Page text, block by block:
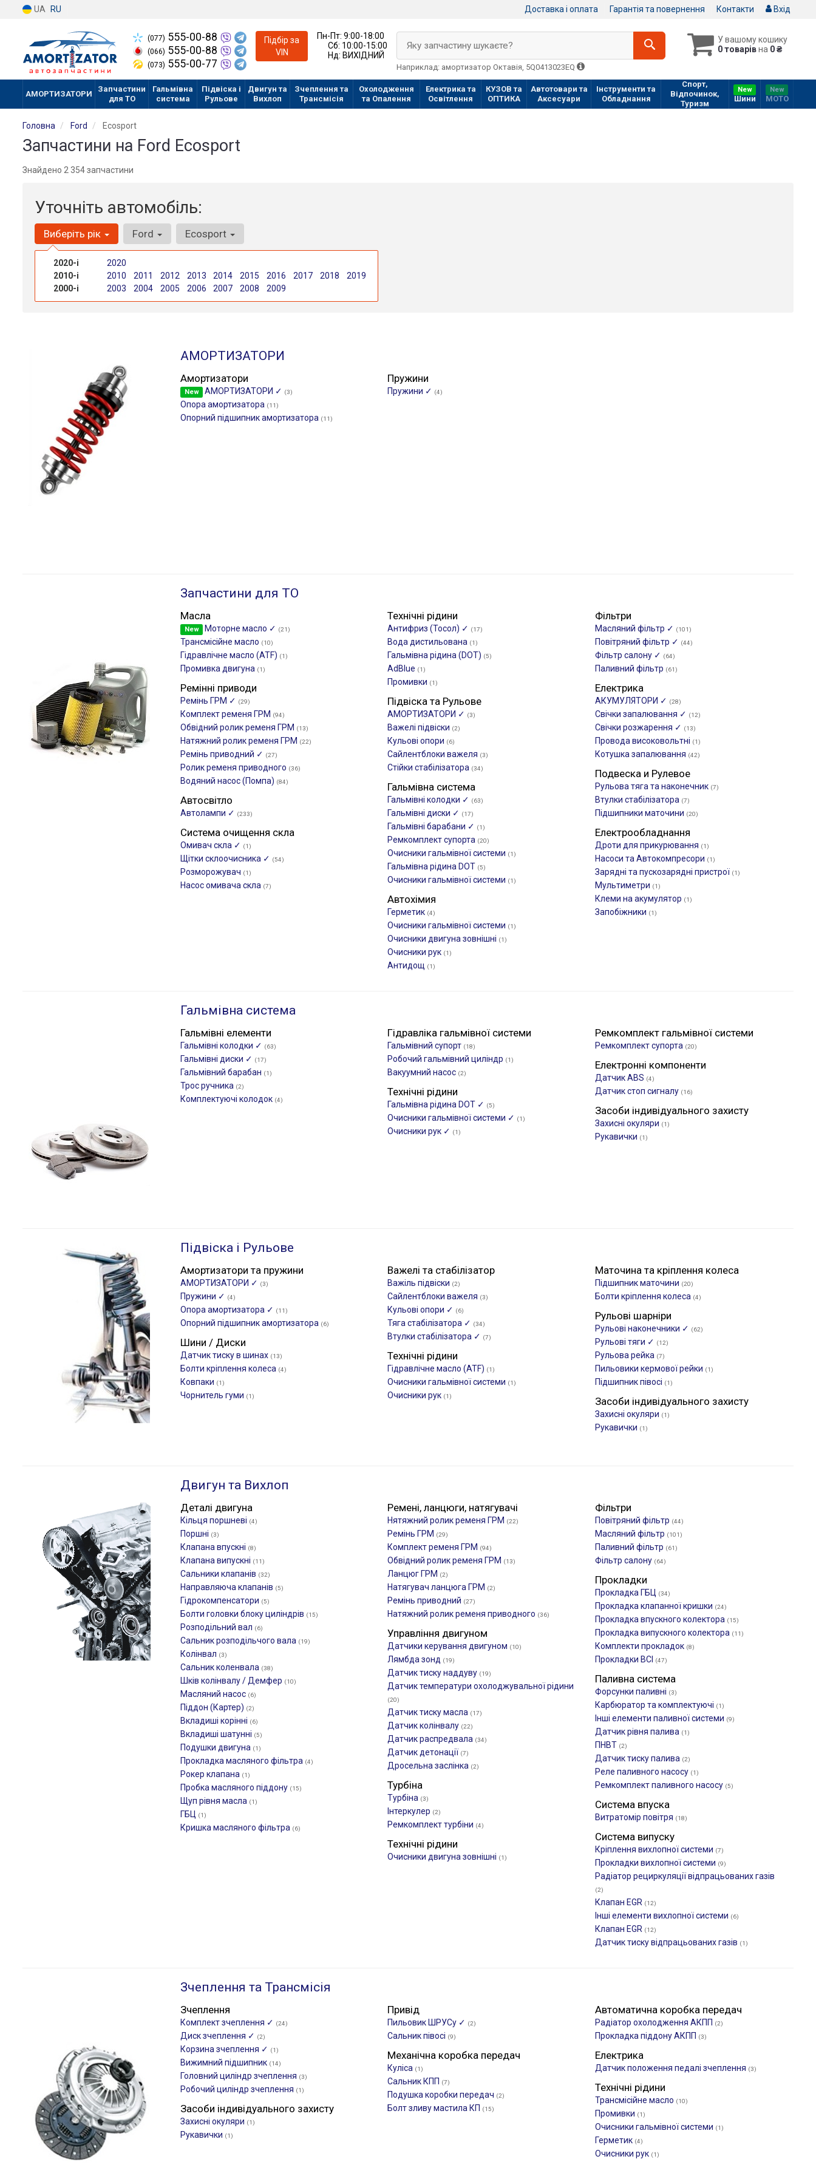
UA RU Доставка і оплата Гарантія та повернення Контакти Вхід
(077) 555-00-88
(066) 555-00-88
(073) 555-00-77
Підбір за
VIN
Пн-Пт:9:00-18:00
Сб: 10:00-15:00
Нд: ВИХІДНИЙ
У вашому кошику
0 товарівна 0 ₴
Яку запчастину шукаєте?
Наприклад: амортизатор Октавія, 5Q0413023EQ
АМОРТИЗАТОРИ
Запчастини
для ТО
Гальмівна
система
Підвіска і
Рульове
Двигун та
Вихлоп
Зчеплення та
Трансмісія
Охолодження
та Опалення
Електрика та
Освітлення
КУЗОВ та
ОПТИКА
Автотовари та
Аксесуари
Інструменти та
Обладнання
Спорт,
Відпочинок,
Туризм
New
Шини
New
МOTO
Головна Ford Ecosport
Запчастини на Ford Ecosport
Знайдено 2 354 запчастини
Уточніть автомобіль:
Виберіть рік
2020-і
2020
2010-і
2010 2011 2012 2013 2014 2015 2016 2017 2018
2019
2000-і
2003 2004 2005 2006 2007 2008 2009
Ford Ecosport
АМОРТИЗАТОРИ
Амортизатори
New АМОРТИЗАТОРИ ✓ (3)
Опора амортизатора (11)
Опорний підшипник амортизатора (11)
Пружини
Пружини ✓ (4)
Запчастини для ТО
Масла
New Моторне масло ✓ (21)
Трансмісійне масло (10)
Гідравлічне масло (ATF) (1)
Промивка двигуна (1)
Технічні рідини
Антифриз (Тосол) ✓ (17)
Вода дистильована (1)
Гальмівна рідина (DOT) (5)
AdBlue (1)
Промивки (1)
Фільтри
Масляний фільтр ✓ (101)
Повітряний фільтр ✓ (44)
Фільтр салону ✓ (64)
Паливний фільтр (61)
Ремінні приводи
Ремінь ГРМ ✓ (29)
Комплект ременя ГРМ (94)
Обвідний ролик ременя ГРМ (13)
Натяжний ролик ременя ГРМ (22)
Ремінь приводний ✓ (27)
Ролик ременя приводного (36)
Водяний насос (Помпа) (84)
Електрика
АКУМУЛЯТОРИ ✓ (28)
Свічки запалювання ✓ (12)
Свічки розжарення ✓ (13)
Провода високовольтні (1)
Котушка запалювання (42)
Підвіска та Рульове
АМОРТИЗАТОРИ ✓ (3)
Важелі підвіски (2)
Кульові опори (6)
Сайлентблоки важеля (3)
Стійки стабілізатора (34) Подвеска и Рулевое
Рульова тяга та наконечник (7)
Втулки стабілізатора (7)
Підшипники маточини (20)
Гальмівна система
Гальмівні колодки ✓ (63)
Гальмівні диски ✓ (17)
Гальмівні барабани ✓ (1)
Ремкомплект супорта (20)
Очисники гальмівної системи (1)
Гальмівна рідина DOT (5)
Очисники гальмівної системи (1)
Автосвітло
Автолампи ✓ (233)
Система очищення скла
Омивач скла ✓ (1)
Щітки склоочиcника ✓ (54)
Розморожувач (1)
Насос омивача скла (7)
Електрообладнання
Дроти для прикурювання (1)
Насоси та Автокомпресори (1)
Зарядні та пускозарядні пристрої (1)
Мультиметри (1)
Клеми на акумулятор (1)
Запобіжники (1)
Автохімия
Герметик (4)
Очисники гальмівної системи (1)
Очисники двигуна зовнішні (1)
Очисники рук (1)
Антидощ (1)
Гальмівна система
Гальмівні елементи
Гальмівні колодки ✓ (63)
Гальмівні диски ✓ (17)
Гальмівний барабан (1)
Трос ручника (2)
Комплектуючі колодок (4)
Гідравліка гальмівної системи
Гальмівний супорт (18)
Робочий гальмівний циліндр (1)
Вакуумний насос (2)
Ремкомплект гальмівної системи
Ремкомплект супорта (20)
Електронні компоненти
Датчик ABS (4)
Датчик стоп сигналу (16)
Технічні рідини
Гальмівна рідина DOT ✓ (5)
Очисники гальмівної системи ✓ (1)
Очисники рук ✓ (1)
Засоби індивідуального захисту
Захисні окуляри (1)
Рукавички (1)
Підвіска і Рульове
Амортизатори та пружини
АМОРТИЗАТОРИ ✓ (3)
Пружини ✓ (4)
Опора амортизатора ✓ (11)
Опорний підшипник амортизатора (6)
Важелі та стабілізатор
Важіль підвіски (2)
Сайлентблоки важеля (3)
Кульові опори ✓ (6)
Тяга стабілізатора ✓ (34)
Втулки стабілізатора ✓ (7)
Маточина та кріплення колеса
Підшипник маточини (20)
Болти кріплення колеса (4)
Рульові шарніри
Рульові наконечники ✓ (62)
Рульові тяги ✓ (12)
Рульова рейка (7)
Пильовики кермової рейки (1)
Підшипник півосі (1)
Шини / Диски
Датчик тиску в шинах (13)
Болти кріплення колеса (4)
Ковпаки (1)
Чорнитель гуми (1)
Технічні рідини
Гідравлічне масло (ATF) (1)
Очисники гальмівної системи (1)
Очисники рук (1) Засоби індивідуального захисту
Захисні окуляри (1)
Рукавички (1)
Двигун та Вихлоп
Деталі двигуна
Кільця поршневі (4)
Поршні (3)
Клапана впускні (8)
Клапана випускні (11)
Сальники клапанів (32)
Направляюча клапанів (5)
Гідрокомпенсатори (5)
Болти головки блоку циліндрів (15)
Розподільний вал (6)
Сальник розподільчого вала (19)
Колінвал (3)
Сальник коленвала (38)
Шків колінвалу / Демфер (10)
Масляний насос (6)
Піддон (Картер) (2)
Вкладиші корінні (6)
Вкладиші шатунні (5)
Подушки двигуна (1)
Прокладка масляного фільтра (4)
Рокер клапана (1)
Пробка масляного піддону (15)
Щуп рівня масла (1)
ГБЦ (1)
Кришка масляного фільтра (6)
Ремені, ланцюги, натягувачі
Нятяжний ролик ременя ГРМ (22)
Ремінь ГРМ (29)
Комплект ременя ГРМ (94)
Обвідний ролик ременя ГРМ (13)
Ланцюг ГРМ (2)
Натягувач ланцюга ГРМ (2)
Ремінь приводний (27)
Натяжний ролик ременя приводного (36)
Фільтри
Повітряний фільтр (44)
Масляний фільтр (101)
Паливний фільтр (61)
Фільтр салону (64)
Прокладки
Прокладка ГБЦ (34)
Прокладка клапанної кришки (24)
Прокладка впускного колектора (15)
Прокладка випускного колектора (11)
Комплекти прокладок (8)
Прокладки ВСІ (47)
Управління двигуном
Датчики керування двигуном (10)
Лямбда зонд (19)
Датчик тиску наддуву (19)
Датчик температури охолоджувальної рідини
(20)
Датчик тиску масла (17)
Датчик колінвалу (22)
Датчик распредвала (34)
Датчик детонації (7)
Дросельна заслінка (2)
Паливна система
Форсунки паливні (3)
Карбюратор та комплектуючі (1)
Інші елементи паливної системи (9)
Датчик рівня палива (1)
ПНВТ (2)
Датчик тиску палива (2)
Реле паливного насосу (1)
Ремкомплект паливного насосу (5)
Турбіна
Турбіна (3)
Інтеркулер (2)
Ремкомплект турбіни (4)
Система впуска
Витратомір повітря (18)
Система випуску
Кріплення вихлопної системи (7)
Прокладки вихлопної системи (9)
Радіатор рециркуляції відпрацьованих газів
(2)
Клапан EGR (12)
Інші елементи вихлопної системи (6)
Клапан EGR (12)
Датчик тиску відпрацьованих газів (1)
Технічні рідини
Очисники двигуна зовнішні (1)
Зчеплення та Трансмісія
Зчеплення
Комплект зчеплення ✓ (24)
Диск зчеплення ✓ (2)
Корзина зчеплення ✓ (1)
Вижимний підшипник (14)
Головний циліндр зчеплення (3)
Робочий циліндр зчеплення (1)
Привід
Пильовик ШРУСу ✓ (2)
Сальник півосі (9)
Автоматична коробка передач
Радіатор охолодження АКПП (2)
Прокладка піддону АКПП (3)
Механічна коробка передач
Куліса (1)
Сальник КПП (7)
Подушка коробки передач (2)
Болт зливу мастила КП (15)
Електрика
Датчик положення педалі зчеплення (3)
Технічні рідини
Трансмісійне масло (10)
Промивки (1)
Очисники гальмівної системи (1)
Герметик (4)
Очисники рук (1)
Засоби індивідуального захисту
Захисні окуляри (1)
Рукавички (1)